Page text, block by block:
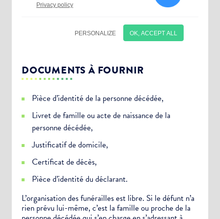
DOCUMENTS À FOURNIR
Pièce d’identité de la personne décédée,
Livret de famille ou acte de naissance de la
personne décédée,
Justificatif de domicile,
Certificat de décès,
Pièce d’identité du déclarant.
L’organisation des funérailles est libre. Si le défunt n’a
rien prévu lui-même, c’est la famille ou proche de la
Choisissez votre abonnement :
Alertes Mail
Newsletter Culture